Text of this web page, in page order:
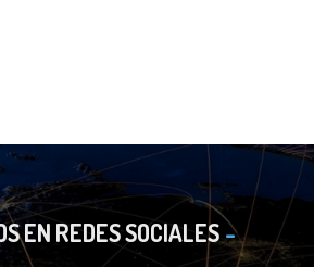
EN REDES SOCIALES